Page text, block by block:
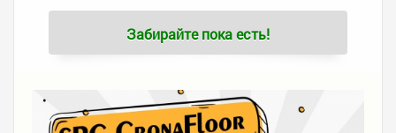
ФОТО РАБОТ
КОНТАКТЫ
Забирайте пока есть!